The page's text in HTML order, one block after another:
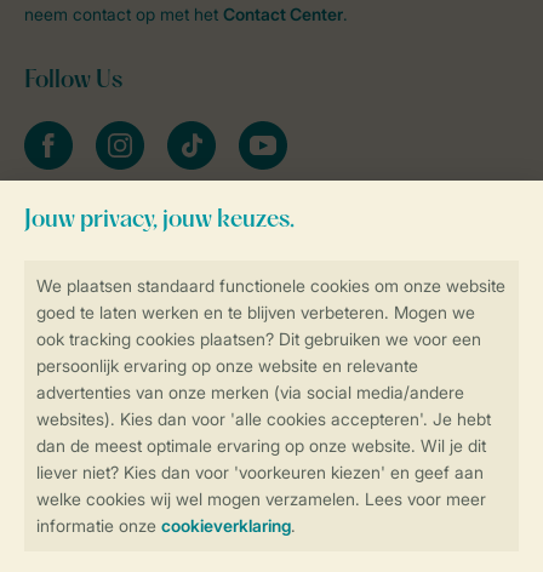
Controle over jouw gegevens &
Veilig en snel online boeken
Veilige gegevensoverdracht
Veilige betaling
neem contact op met het Contact Center.
Follow Us
facebookinstagramtiktok youtube
Blijf op de hoogte